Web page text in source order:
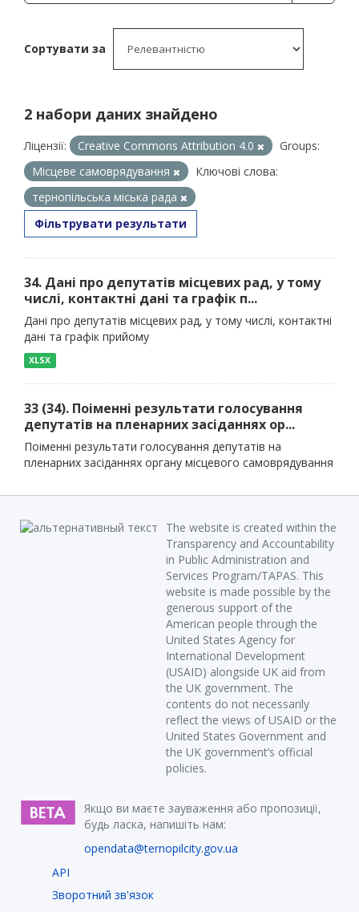
Сортувати за
2 набори даних знайдено
Ліцензії: Creative Commons Attribution 4.0
Groups:
Місцеве самоврядування
Ключові слова:
тернопільська міська рада
Фільтрувати результати
34. Дані про депутатів місцевих рад, у тому
числі, контактні дані та графік п...
Дані про депутатів місцевих рад, у тому числі, контактні
дані та графік прийому
XLSX
33 (34). Поіменні результати голосування
депутатів на пленарних засіданнях ор...
Поіменні результати голосування депутатів на
пленарних засіданнях органу місцевого самоврядування
The website is created within the
Transparency and Accountability
in Public Administration and
Services Program/TAPAS. This
website is made possible by the
generous support of the
American people through the
United States Agency for
International Development
(USAID) alongside UK aid from
the UK government. The
contents do not necessarily
reflect the views of USAID or the
United States Government and
the UK government’s official
policies.
Якщо ви маєте зауваження або пропозиції,
будь ласка, напишіть нам:
opendata@ternopilcity.gov.ua
API
Зворотний зв'язок